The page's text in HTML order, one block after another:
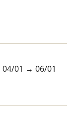
04/01 →06/01